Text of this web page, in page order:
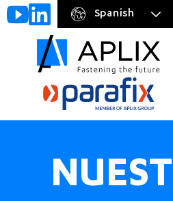
Go to
main
content
Spanish